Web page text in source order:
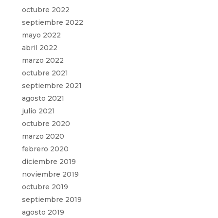
octubre 2022
septiembre 2022
mayo 2022
abril 2022
marzo 2022
octubre 2021
septiembre 2021
agosto 2021
julio 2021
octubre 2020
marzo 2020
febrero 2020
diciembre 2019
noviembre 2019
octubre 2019
septiembre 2019
agosto 2019